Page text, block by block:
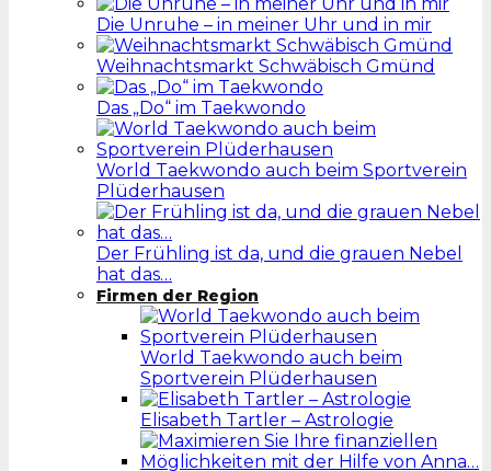
Die Unruhe – in meiner Uhr und in mir
Weihnachtsmarkt Schwäbisch Gmünd
Das „Do“ im Taekwondo
World Taekwondo auch beim Sportverein
Plüderhausen
Der Frühling ist da, und die grauen Nebel
hat das…
Firmen der Region
World Taekwondo auch beim
Sportverein Plüderhausen
Elisabeth Tartler – Astrologie